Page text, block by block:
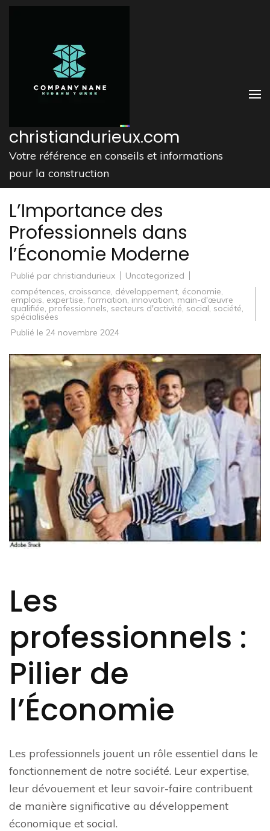
Aller
christiandurieux.com
Votre référence en conseils et informations
pour la construction
L’Importance des
Professionnels dans
l’Économie Moderne
Publié par christiandurieux
Uncategorized
compétences, croissance, développement, économie,
emplois, expertise, formation, innovation, main-d'œuvre
qualifiée, professionnels, secteurs d'activité, social, société,
spécialisées
Publié le 24 novembre 2024
Les
professionnels :
Pilier de
l’Économie
Les professionnels jouent un rôle essentiel dans le
fonctionnement de notre société. Leur expertise,
leur dévouement et leur savoir-faire contribuent
de manière significative au développement
économique et social.